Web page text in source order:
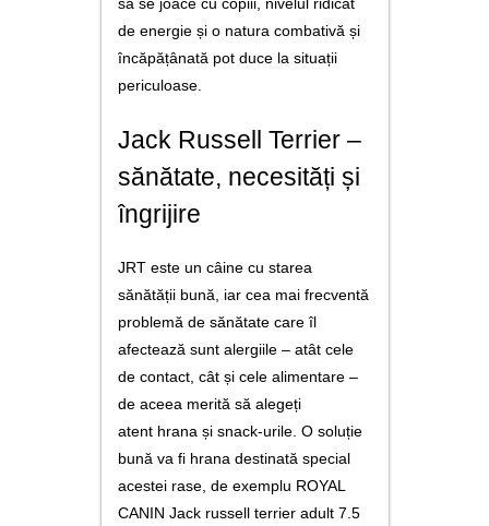
să se joace cu copiii, nivelul ridicat
de energie și o natura combativă și
încăpățânată pot duce la situații
periculoase.
Jack Russell Terrier –
sănătate, necesități și
îngrijire
JRT este un câine cu starea
sănătății bună, iar cea mai frecventă
problemă de sănătate care îl
afectează sunt alergiile – atât cele
de contact, cât și cele alimentare –
de aceea merită să alegeți
atent hrana și snack-urile. O soluție
bună va fi hrana destinată special
acestei rase, de exemplu ROYAL
CANIN Jack russell terrier adult 7.5